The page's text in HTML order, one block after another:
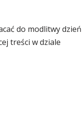
do modlitwy dzień
treści w dziale